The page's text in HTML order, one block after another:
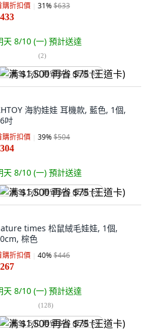
購折扣價 31%$633
天 8/10 (一) 預計送達
(2)
满 $1,500 再省 $75 (王道卡)
海豹娃娃 耳機款, 藍色, 1個,
吋
購折扣價 39%$504
天 8/10 (一) 預計送達
满 $1,500 再省 $75 (王道卡)
times 松鼠絨毛娃娃, 1個,
棕色
購折扣價 40%$446
天 8/10 (一) 預計送達
(128)
满 $1,500 再省 $75 (王道卡)